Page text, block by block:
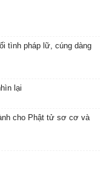
tình pháp lữ, cúng dàng
lại
cho Phật tử sơ cơ và